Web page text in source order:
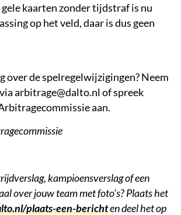
kaarten zonder tijdstraf is nu
op het veld, daar is dus geen
over de spelregelwijzigingen? Neem
arbitrage@dalto.nl of spreek
aan.
kampioensverslag of een
over jouw team met foto’s? Plaats het
plaats-een-berichten deel het op